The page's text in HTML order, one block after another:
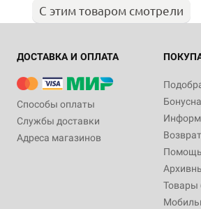
С этим товаром смотрели
ДОСТАВКА И ОПЛАТА
Способы оплаты
Службы доставки
Адреса магазинов
Товары